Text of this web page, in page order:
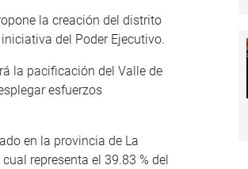
la creación del distrito
del Poder Ejecutivo.
la pacificación del Valle de
esfuerzos
en la provincia de La
representa el 39.83 % del